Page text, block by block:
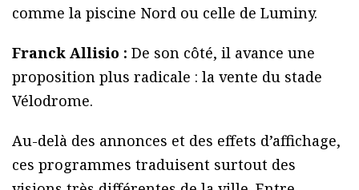
comme la piscine Nord ou celle de Luminy.
Franck Allisio : De son côté, il avance une
proposition plus radicale : la vente du stade
Vélodrome.
Au-delà des annonces et des effets d’affichage,
ces programmes traduisent surtout des